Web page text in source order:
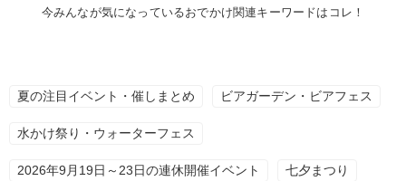
今みんなが気になっているおでかけ関連キーワードはコレ！
夏の注目イベント・催しまとめ ビアガーデン・ビアフェス
水かけ祭り・ウォーターフェス
2026年9月19日～23日の連休開催イベント 七夕まつり